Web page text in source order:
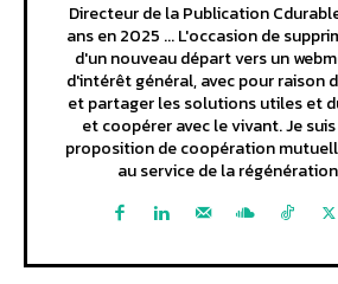
Directeur de la Publication
ans en 2025 ... L'occasion de
d'un nouveau départ vers un
d'intérêt général, avec pour raison
et partager les solutions utiles et
et coopérer avec le vivant. Je
proposition de coopération
au service de la